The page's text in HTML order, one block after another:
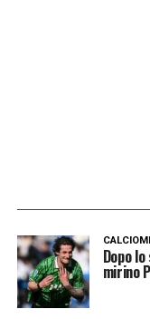
Dopo
mirino